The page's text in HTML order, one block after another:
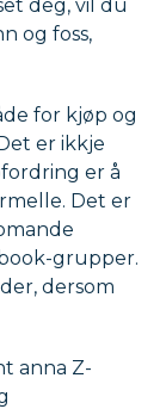
deg, vil du
og foss,
for kjøp og
er ikkje
er å
Det er
grupper.
dersom
anna Z-